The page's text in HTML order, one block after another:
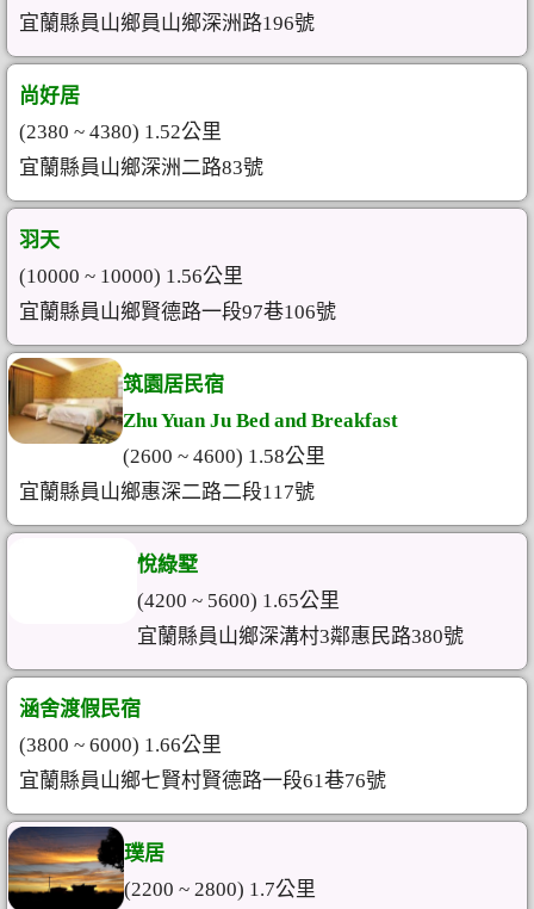
宜蘭縣員山鄉員山鄉深洲路196號
尚好居
(2380 ~ 4380) 1.52公里
宜蘭縣員山鄉深洲二路83號
羽天
(10000 ~ 10000) 1.56公里
宜蘭縣員山鄉賢德路一段97巷106號
筑園居民宿
Zhu Yuan Ju Bed and Breakfast
(2600 ~ 4600) 1.58公里
宜蘭縣員山鄉惠深二路二段117號
悅綠墅
(4200 ~ 5600) 1.65公里
宜蘭縣員山鄉深溝村3鄰惠民路380號
涵舍渡假民宿
(3800 ~ 6000) 1.66公里
宜蘭縣員山鄉七賢村賢德路一段61巷76號
璞居
(2200 ~ 2800) 1.7公里